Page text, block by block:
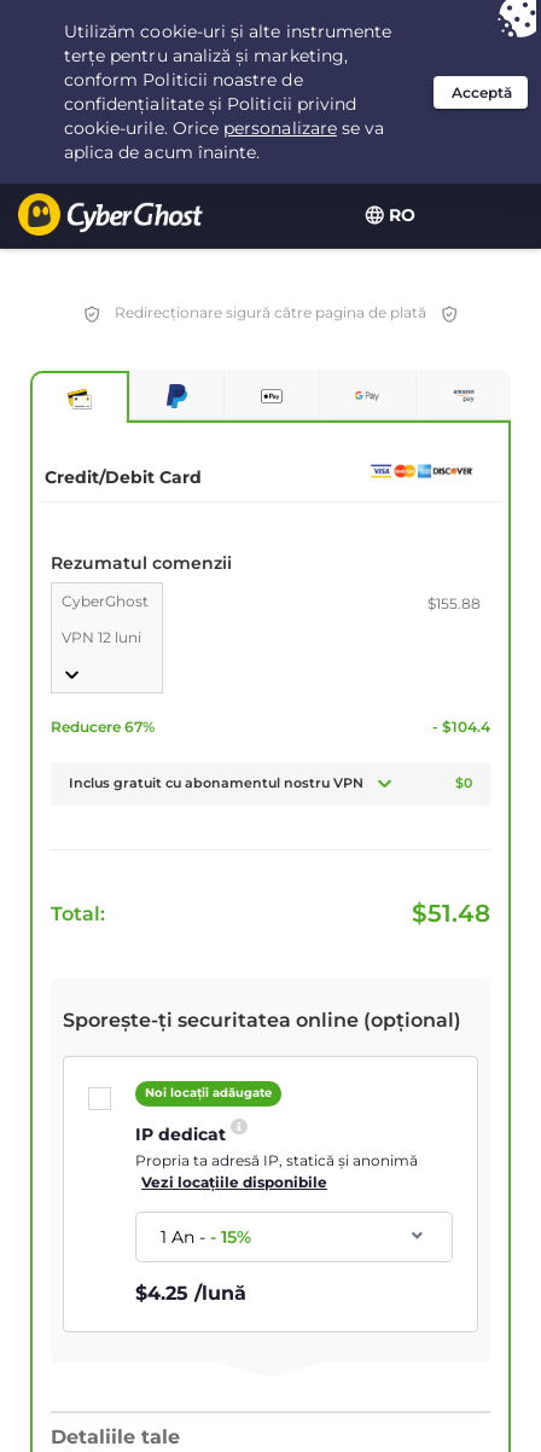
RO
Ai ales:Cea mai bună ofertăpentru 3.3333333333333ani la $
/lună
Redirecționare sigură către pagina de plată
Credit/Debit Card
Rezumatul comenzii
CyberGhost
VPN 12 luni
$155.88
Reducere 67% - $104.4
Inclus gratuit cu abonamentul nostru VPN $0
Total: $51.48
Sporește-ți securitatea online (opțional)
Noi locații adăugate
IP dedicat
Propria ta adresă IP, statică și anonimă
Vezi locațiile disponibile
1 An--15%
$4.25 /lună
Detaliile tale